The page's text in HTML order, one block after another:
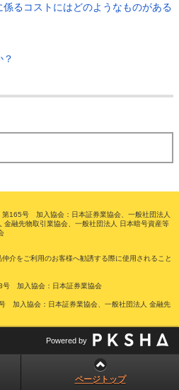
るコストにはどのようなものがある
165号 加入協会：日本証券業協会、一般社団法人
融先物取引業協会、一般社団法人 日本暗号資産等
介をご利用のお客様へ勧誘する際に使用されること
号 加入協会：日本証券業協会
加入協会：日本証券業協会、一般社団法人 金融先
Powered by
ページトップ